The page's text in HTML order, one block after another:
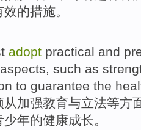
效的措施。
adopt practical and
aspects such as
to guarantee the
从加强教育与立法等方
少年的健康成长 。